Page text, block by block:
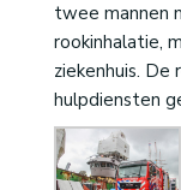
twee mannen
rookinhalatie,
ziekenhuis. De
hulpdiensten